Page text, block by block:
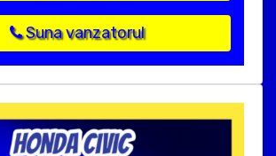
Suna vanzatorul